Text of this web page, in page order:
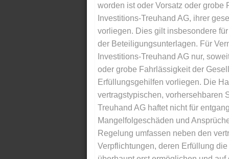
worden ist oder Vorsatz oder
Investitions-Treuhand AG, ihrer
vorliegen. Dies gilt insbesondere
der Beteiligungsunterlagen. Für
Investitions-Treuhand AG nur,
oder grobe Fahrlässigkeit der
Erfüllungsgehilfen vorliegen. Die
vertragstypischen, vorhersehbaren
Treuhand AG haftet nicht für
Mangelfolgeschäden und
Regelung umfassen neben den
Verpflichtungen, deren Erfüllung